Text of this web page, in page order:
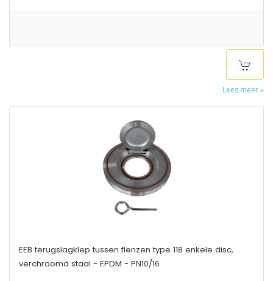
Lees meer »
EEB terugslagklep tussen flenzen type 118 enkele disc,
verchroomd staal - EPDM - PN10/16